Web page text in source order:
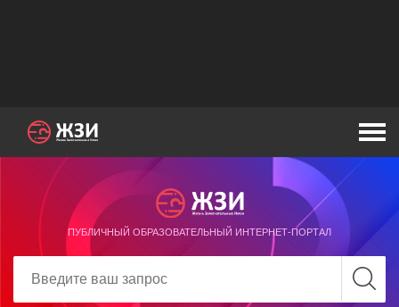
ПУБЛИЧНЫЙ ОБРАЗОВАТЕЛЬНЫЙ ИНТЕРНЕТ-ПОРТАЛ